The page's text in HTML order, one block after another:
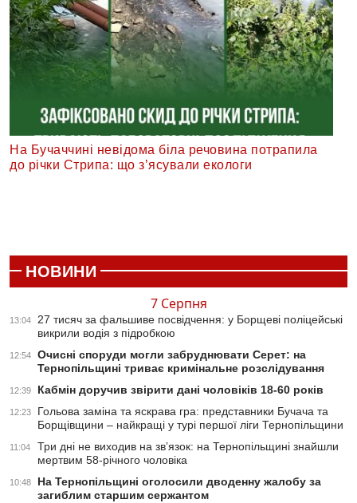
На Бучаччині невідома біла речовина потрапила
до річки Стрипа: що з’ясували екологи
НОВИНИ
7 Серпня
13:04
27 тисяч за фальшиве посвідчення: у Борщеві поліцейські
викрили водія з підробкою
12:54
Очисні споруди могли забруднювати Серет: на
Тернопільщині триває кримінальне розслідування
12:39 Кабмін доручив звірити дані чоловіків 18-60 років
12:23
Гольова заміна та яскрава гра: представники Бучача та
Борщівщини – найкращі у турі першої ліги Тернопільщини
11:04
Три дні не виходив на зв’язок: на Тернопільщині знайшли
мертвим 58-річного чоловіка
10:48
На Тернопільщині оголосили дводенну жалобу за
загиблим старшим сержантом